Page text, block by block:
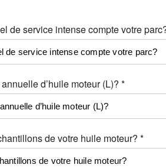
de service intense compte votre
d’huile moteur (L)? *
de votre huile moteur? *